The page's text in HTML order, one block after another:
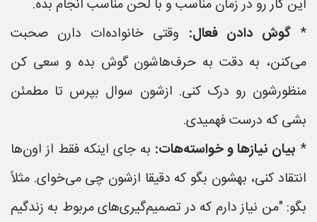
این کار رو در زمان مناسب و با لحن مناسب انجام بده.
*گوش دادن فعال: وقتی خانواده‌ات دارن صحبت
می‌کنن، به دقت به حرف‌هاشون گوش بده و سعی کن
منظورشون رو درک کنی. ازشون سوال بپرس تا مطمئن
بشی که درست فهمیدی.
* بیان نیازها و خواسته‌هات: به جای اینکه فقط از اون‌ها
انتقاد کنی، بهشون بگو که دقیقا ازشون چی می‌خوای. مثلاً
بگو: "من نیاز دارم که در تصمیم‌گیری‌های مربوط به زندگیم